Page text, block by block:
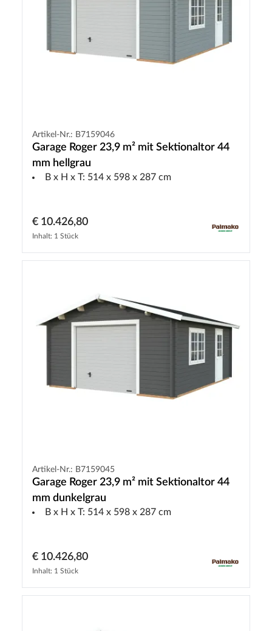
Artikel-Nr.: B7159046
Garage Roger 23,9 m² mit Sektionaltor 44
mm hellgrau
B x H x T: 514 x 598 x 287 cm
€ 10.426,80
Inhalt: 1 Stück
Artikel-Nr.: B7159045
Garage Roger 23,9 m² mit Sektionaltor 44
mm dunkelgrau
B x H x T: 514 x 598 x 287 cm
€ 10.426,80
Inhalt: 1 Stück